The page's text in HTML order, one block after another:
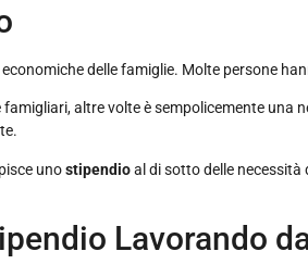
delle famiglie. Molte persone
altre volte è sempolicemente una
unostipendioal di sotto delle necessità
Lavorando